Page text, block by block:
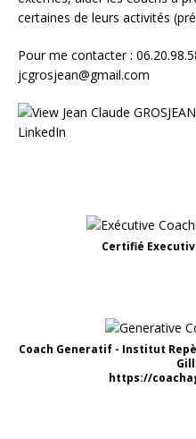
certaines de leurs activités
Pour me contacter :
jcgrosjean@gmail.com
Certifié
Coach Generatif - Institut
https://